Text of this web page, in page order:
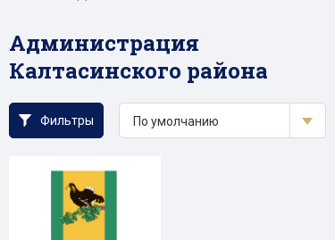
Администрация
Калтасинского района
Фильтры По умолчанию